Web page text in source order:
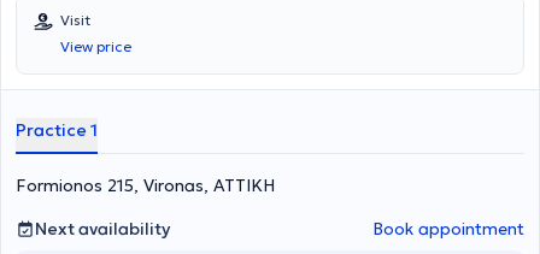
Metropolitan Hospital. He graduated from the Medical School of the
National and Kapodistrian University of Athens and specializes in
Head & Neck Surgery, Otosurgery and Skull Base Surgery, as well as
Endoscopic Surgery of the Nose, Paranasal Sinuses, and Functional
Visit
View price
Practice 1
Formionos 215, Vironas, ΑΤΤΙΚΗ
Next availability
Book appointment